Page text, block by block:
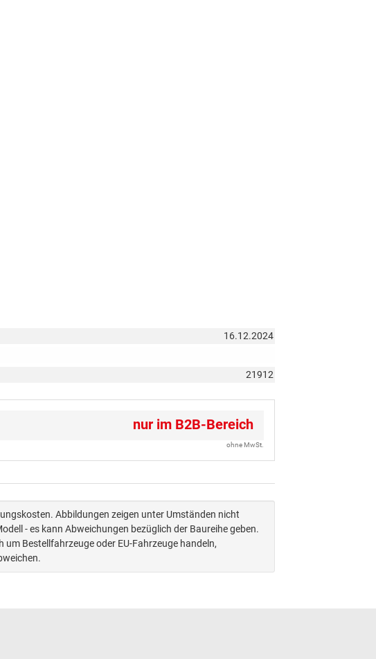
16.12.2024
21912
nur im B2B-Bereich
ohne MwSt.
Abbildungen zeigen unter Umständen nicht
- es kann Abweichungen bezüglich der Baureihe geben.
Bestellfahrzeuge oder EU-Fahrzeuge handeln,